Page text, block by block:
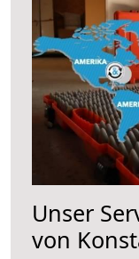
Unser
von